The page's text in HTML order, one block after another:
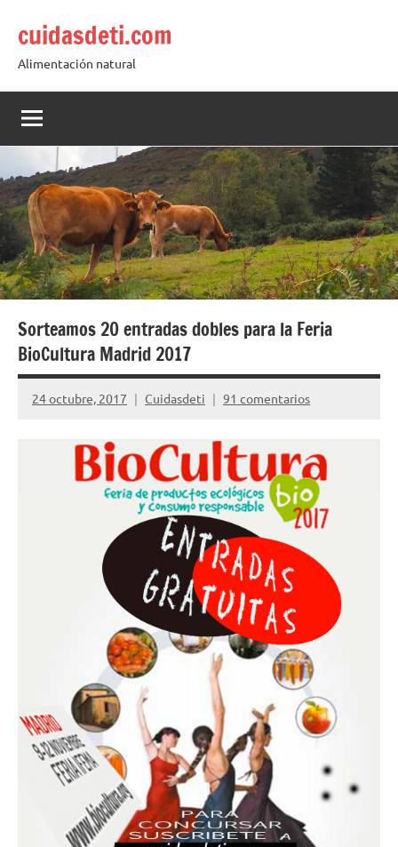
contenido
cuidasdeti.com
Alimentación natural
Sorteamos 20 entradas dobles para la Feria
BioCultura Madrid 2017
24 octubre, 2017 Cuidasdeti 91 comentarios